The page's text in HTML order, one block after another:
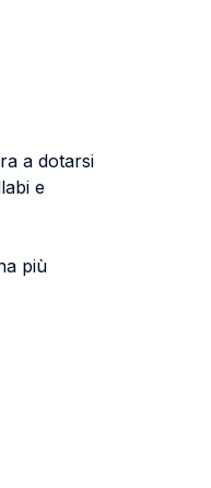
a dotarsi
e
più